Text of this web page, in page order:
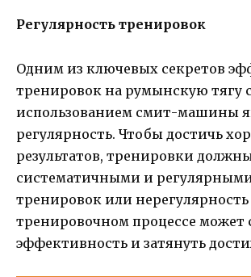
Регулярность тренировок
Одним из ключевых секретов
тренировок на румынскую тягу с
использованием смит-машины
регулярность. Чтобы достичь
результатов, тренировки
систематичными и
тренировок или нерегулярность
тренировочном процессе может
эффективность и затянуть